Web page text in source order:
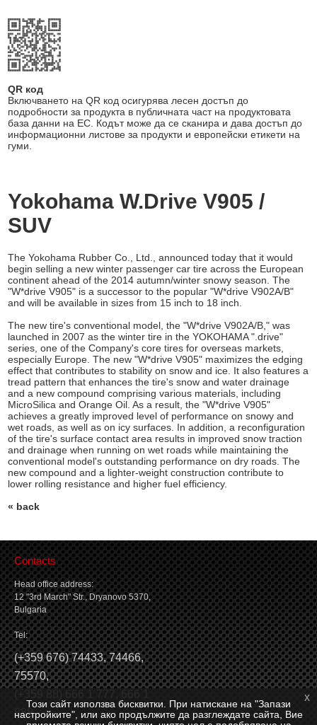
QR код
Включването на QR код осигурява лесен достъп до
подробности за продукта в публичната част на продуктовата
база данни на ЕС. Кодът може да се сканира и дава достъп до
информационни листове за продукти и европейски етикети на
гуми.
Yokohama W.Drive V905 /
SUV
The Yokohama Rubber Co., Ltd., announced today that it would
begin selling a new winter passenger car tire across the European
continent ahead of the 2014 autumn/winter snowy season. The
"W*drive V905" is a successor to the popular "W*drive V902A/B"
and will be available in sizes from 15 inch to 18 inch.
The new tire's conventional model, the "W*drive V902A/B," was
launched in 2007 as the winter tire in the YOKOHAMA ".drive"
series, one of the Company's core tires for overseas markets,
especially Europe. The new "W*drive V905" maximizes the edging
effect that contributes to stability on snow and ice. It also features a
tread pattern that enhances the tire's snow and water drainage
and a new compound comprising various materials, including
MicroSilica and Orange Oil. As a result, the "W*drive V905"
achieves a greatly improved level of performance on snowy and
wet roads, as well as on icy surfaces. In addition, a reconfiguration
of the tire's surface contact area results in improved snow traction
and drainage when running on wet roads while maintaining the
conventional model's outstanding performance on dry roads. The
new compound and a lighter-weight construction contribute to
lower rolling resistance and higher fuel efficiency.
« back
Contacts
Head office address:
12 "3rd March" Str., Dryanovo 5370,
Bulgaria
Tel:
(+359 676) 74433,74466,
75570,
888
Този сайт използва бисквитки. При натискане на "Запази
настройките", или ако продължите да разглеждате сайта, Вие
x